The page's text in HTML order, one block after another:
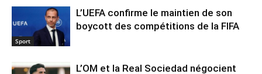
Sport
L’UEFA confirme le maintien de son
boycott des compétitions de la FIFA
L’OM et la Real Sociedad négocient